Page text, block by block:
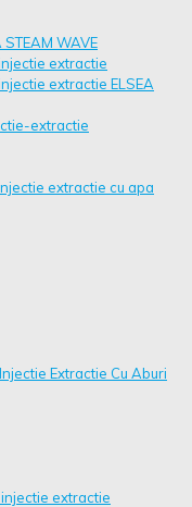
WAVE
extractie
extractie ELSEA
extractie
extractie cu apa
Extractie Cu Aburi
injectie extractie